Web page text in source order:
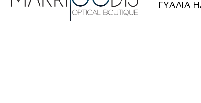
ΓΥΑΛΙΑ